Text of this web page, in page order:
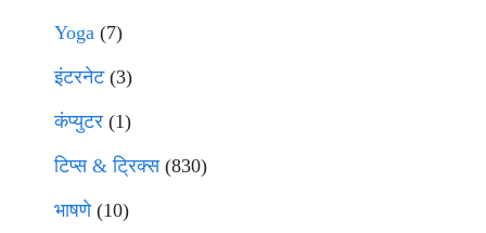
Yoga (7)
इंटरनेट(3)
कंप्युटर (1)
टिप्स & ट्रिक्स(830)
भाषणे(10)